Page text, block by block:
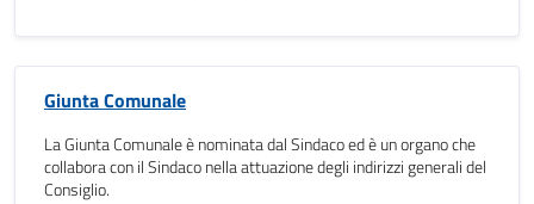
Giunta Comunale
La Giunta Comunale è nominata dal Sindaco ed è un organo che
collabora con il Sindaco nella attuazione degli indirizzi generali del
Consiglio.